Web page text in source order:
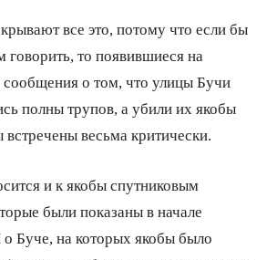
все это, потому что если бы
говорить, то появившиеся на
о том, что улицы Бучи
полны трупов, а убили их якобы
весьма критически.
и к якобы спутниковым
были показаны в начале
Буче, на которых якобы было